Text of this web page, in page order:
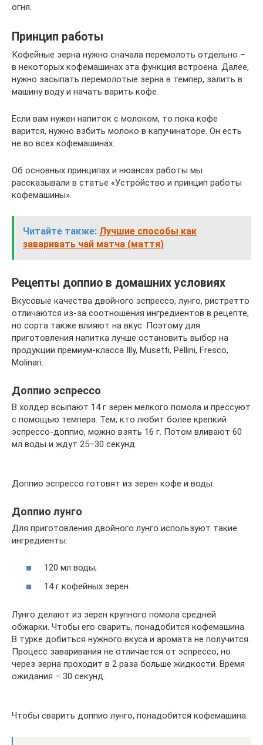
огня.
Принцип работы
Кофейные зерна нужно сначала перемолоть отдельно –
в некоторых кофемашинах эта функция встроена. Далее,
нужно засыпать перемолотые зерна в темпер, залить в
машину воду и начать варить кофе.
Если вам нужен напиток с молоком, то пока кофе
варится, нужно взбить молоко в капучинаторе. Он есть
не во всех кофемашинах.
Об основных принципах и нюансах работы мы
рассказывали в статье «Устройство и принцип работы
кофемашины».
Читайте также: Лучшие способы как
заваривать чай матча (маття)
Рецепты доппио в домашних условиях
Вкусовые качества двойного эспрессо, лунго, ристретто
отличаются из-за соотношения ингредиентов в рецепте,
но сорта также влияют на вкус. Поэтому для
приготовления напитка лучше остановить выбор на
продукции премиум-класса Illy, Musetti, Pellini, Fresco,
Molinari.
Доппио эспрессо
В холдер всыпают 14 г зерен мелкого помола и прессуют
с помощью темпера. Тем, кто любит более крепкий
эспрессо-доппио, можно взять 16 г. Потом вливают 60
мл воды и ждут 25–30 секунд.
Доппио эспрессо готовят из зерен кофе и воды.
Доппио лунго
Для приготовления двойного лунго используют такие
ингредиенты:
120 мл воды;
14 г кофейных зерен.
Лунго делают из зерен крупного помола средней
обжарки. Чтобы его сварить, понадобится кофемашина.
В турке добиться нужного вкуса и аромата не получится.
Процесс заваривания не отличается от эспрессо, но
через зерна проходит в 2 раза больше жидкости. Время
ожидания – 30 секунд.
Чтобы сварить доппио лунго, понадобится кофемашина.